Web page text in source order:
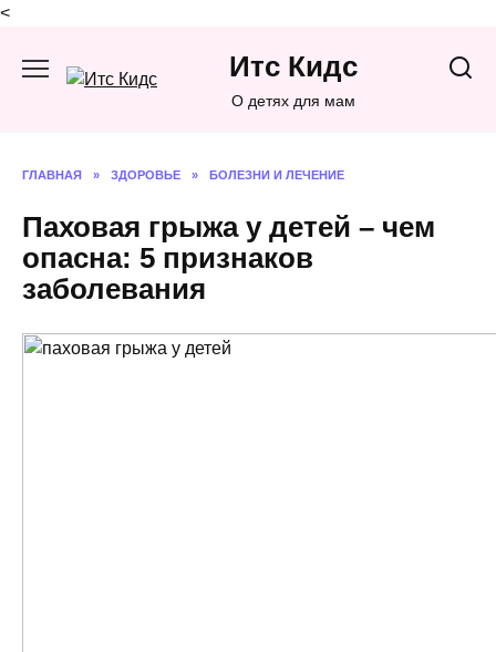
<
содержанию
Итс Кидс
О детях для мам
ГЛАВНАЯ » ЗДОРОВЬЕ » БОЛЕЗНИ И ЛЕЧЕНИЕ
Паховая грыжа у детей – чем
опасна: 5 признаков
заболевания